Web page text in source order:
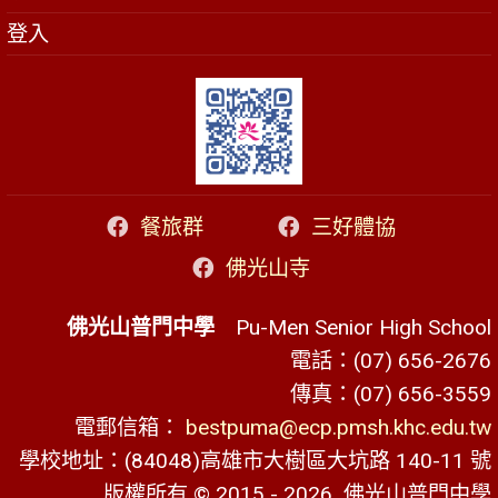
登入
餐旅群
三好體協
佛光山寺
佛光山普門中學 Pu-Men Senior High School
電話：(07) 656-2676
傳真：(07) 656-3559
電郵信箱： bestpuma@ecp.pmsh.khc.edu.tw
學校地址：(84048)高雄市大樹區大坑路 140-11 號